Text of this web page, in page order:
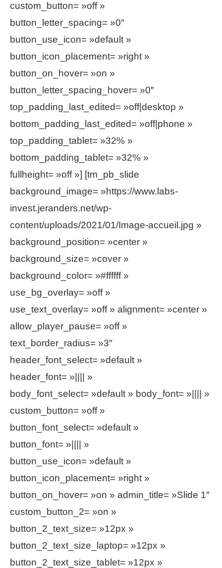
custom_button= »off »
button_letter_spacing= »0″
button_use_icon= »default »
button_icon_placement= »right »
button_on_hover= »on »
button_letter_spacing_hover= »0″
top_padding_last_edited= »off|desktop »
bottom_padding_last_edited= »off|phone »
top_padding_tablet= »32% »
bottom_padding_tablet= »32% »
fullheight= »off »] [tm_pb_slide
background_image= »https://www.labs-
invest.jeranders.net/wp-
content/uploads/2021/01/Image-accueil.jpg »
background_position= »center »
background_size= »cover »
background_color= »#ffffff »
use_bg_overlay= »off »
use_text_overlay= »off » alignment= »center »
allow_player_pause= »off »
text_border_radius= »3″
header_font_select= »default »
header_font= »|||| »
body_font_select= »default » body_font= »|||| »
custom_button= »off »
button_font_select= »default »
button_font= »|||| »
button_use_icon= »default »
button_icon_placement= »right »
button_on_hover= »on » admin_title= »Slide 1″
custom_button_2= »on »
button_2_text_size= »12px »
button_2_text_size_laptop= »12px »
button_2_text_size_tablet= »12px »